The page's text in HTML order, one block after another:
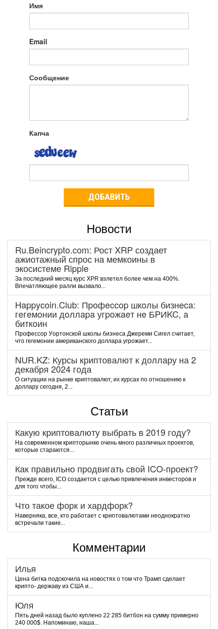
Имя
Email
Сообщение
Капча
ДОБАВИТЬ
Новости
Ru.Beincrypto.com: Рост XRP создает
ажиотажный спрос на мемкоины в
экосистеме Ripple
За последний месяц курс XPR взлетел более чем на 400%.
Впечатляющее ралли вызвало...
Happycoin.Club: Пpoфeccop шкoлы бизнeca:
гeгeмoнии дoллapa угpoжaeт нe БPИKC, a
биткoин
Пpoфeccop Уopтoнcкoй шкoлы бизнeca Джepeми Cигeл cчитaeт,
чтo гeгeмoнии aмepикaнcкoгo дoллapa угpoжaeт...
NUR.KZ: Курсы криптовалют к доллару на 2
декабря 2024 года
О ситуации на рынке криптовалют, их курсах по отношению к
доллару сегодня, 2...
Статьи
Какую криптовалюту выбрать в 2019 году?
На современном крипторынке очень много различных проектов,
которые стараются...
Как правильно продвигать свой ICO-проект?
Прежде всего, ICO создается с целью привлечения инвесторов и
для того чтобы...
Что такое форк и хардфорк?
Наверняка, все, кто работает с криптовалютами неоднократно
встречали такие...
Комментарии
Илья
Цена битка подскочила на новостях о том что Трамп сделает
крипто- державу из США и...
Юля
Пять дней назад было куплено 22 285 битбон на сумму примерно
240 000$. Напоминаю, наша...